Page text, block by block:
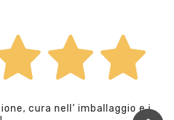
cura nell’ imballaggio e i